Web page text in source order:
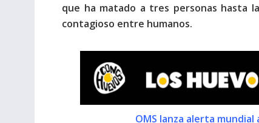
que ha matado a tres personas hasta
contagioso entre humanos.
OMS lanza alerta